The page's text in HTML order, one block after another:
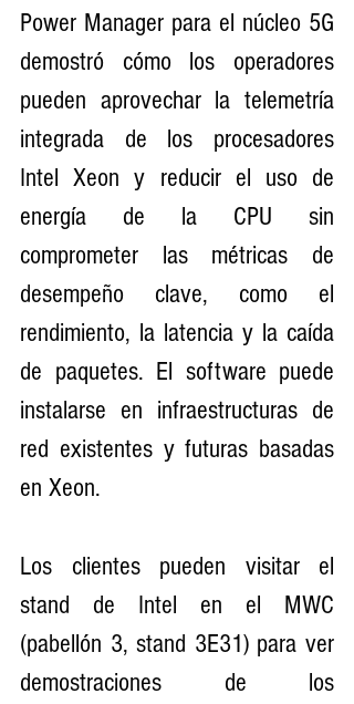
Power Manager para el núcleo 5G
demostró cómo los operadores
pueden aprovechar la telemetría
integrada de los procesadores
Intel Xeon y reducir el uso de
energía de la CPU sin
comprometer las métricas de
desempeño clave, como el
rendimiento, la latencia y la caída
de paquetes. El software puede
instalarse en infraestructuras de
red existentes y futuras basadas
en Xeon.
Los clientes pueden visitar el
stand de Intel en el MWC
(pabellón 3, stand 3E31) para ver
demostraciones de los